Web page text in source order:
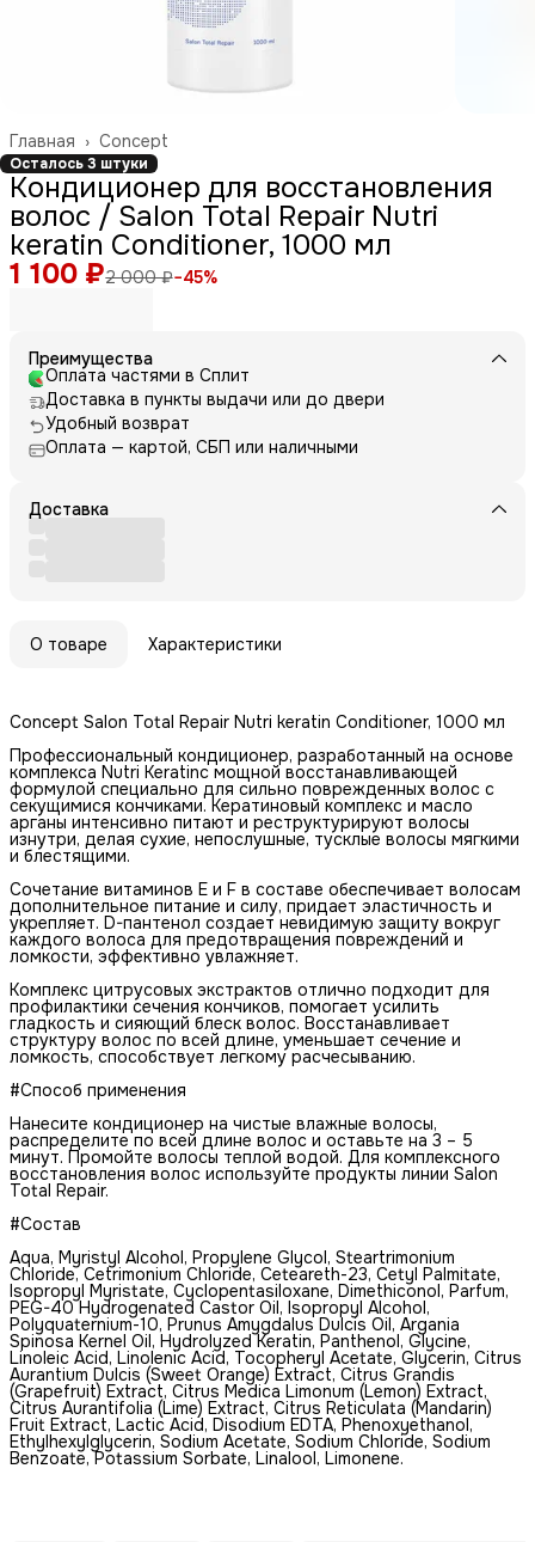
Concept
Главная ›
Осталось 3 штуки
Кондиционер для восстановления
волос / Salon Total Repair Nutri
keratin Conditioner, 1000 мл
1 100 ₽2 000 ₽−45%
Преимущества
Оплата частями в Сплит
Доставка в пункты выдачи или до двери
Удобный возврат
Оплата — картой, СБП или наличными
Доставка
О товаре Характеристики
Concept Salon Total Repair Nutri keratin Conditioner, 1000 мл
Профессиональный кондиционер, разработанный на основе
комплекса Nutri Keratinс мощной восстанавливающей
формулой специально для сильно поврежденных волос с
секущимися кончиками. Кератиновый комплекс и масло
арганы интенсивно питают и реструктурируют волосы
изнутри, делая сухие, непослушные, тусклые волосы мягкими
и блестящими.
Сочетание витаминов E и F в составе обеспечивает волосам
дополнительное питание и силу, придает эластичность и
укрепляет. D-пантенол создает невидимую защиту вокруг
каждого волоса для предотвращения повреждений и
ломкости, эффективно увлажняет.
Комплекс цитрусовых экстрактов отлично подходит для
профилактики сечения кончиков, помогает усилить
гладкость и сияющий блеск волос. Восстанавливает
структуру волос по всей длине, уменьшает сечение и
ломкость, способствует легкому расчесыванию.
#Способ применения
Нанесите кондиционер на чистые влажные волосы,
распределите по всей длине волос и оставьте на 3 – 5
минут. Промойте волосы теплой водой. Для комплексного
восстановления волос используйте продукты линии Salon
Total Repair.
#Состав
Aqua, Myristyl Alcohol, Propylene Glycol, Steartrimonium
Chloride, Cetrimonium Chloride, Ceteareth-23, Cetyl Palmitate,
Isopropyl Myristate, Cyclopentasiloxane, Dimethiconol, Parfum,
PEG-40 Hydrogenated Castor Oil, Isopropyl Alcohol,
Polyquaternium-10, Prunus Amygdalus Dulcis Oil, Argania
Spinosa Kernel Oil, Hydrolyzed Keratin, Panthenol, Glycine,
Linoleic Acid, Linolenic Acid, Tocopheryl Acetate, Glycerin, Сitrus
Aurantium Dulcis (Sweet Orange) Extract, Citrus Grandis
(Grapefruit) Extract, Citrus Medica Limonum (Lemon) Еxtract,
Citrus Aurantifolia (Lime) Extract, Citrus Reticulata (Mandarin)
Fruit Extract, Lactic Acid, Disodium EDTA, Phenoxyethanol,
Ethylhexylglycerin, Sodium Acetate, Sodium Chloride, Sodium
Benzoate, Potassium Sorbate, Linalool, Limonene.